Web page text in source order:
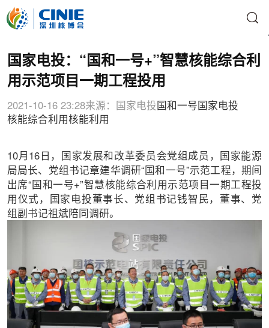
国家电投：“国和一号+”智慧核能综合利
用示范项目一期工程投用
2021-10-16 23:28来源：国家电投 国和一号 国家电投
核能综合利用核能利用
10月16日，国家发展和改革委员会党组成员，国家能源
局局长、党组书记章建华调研“国和一号”示范工程，期间
出席“国和一号+”智慧核能综合利用示范项目一期工程投
用仪式，国家电投董事长、党组书记钱智民，董事、党
组副书记祖斌陪同调研。